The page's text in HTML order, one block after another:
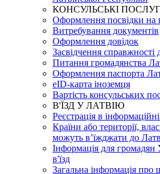
КОНСУЛЬСЬКІ
Оформлення посвідки на
Витребування документів
Оформлення довідок
Засвідчення справжності
Питання громадянства
Оформлення паспорта
eID-карта іноземця
Вартість консульських
В'ЇЗД У ЛАТВІЮ
Реєстрація в
Країни або території,
можуть в’їжджати до
Інформація для громадян
в'їзд
Загальна інформація про